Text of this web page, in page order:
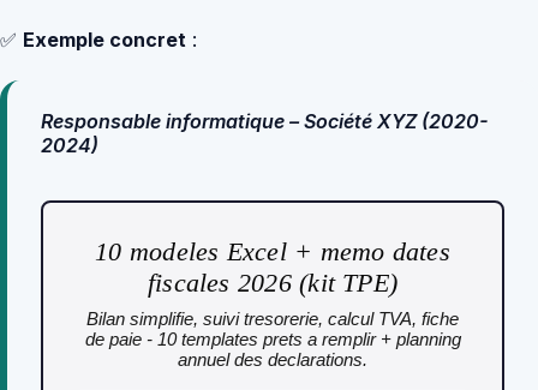
✅ Exemple concret :
Responsable informatique – Société XYZ (2020-
2024)
10 modeles Excel + memo dates
fiscales 2026 (kit TPE)
Bilan simplifie, suivi tresorerie, calcul TVA, fiche
de paie - 10 templates prets a remplir + planning
annuel des declarations.